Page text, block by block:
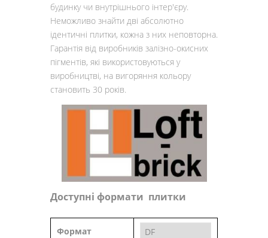
будинку чи внутрішнього інтер'єру.
Неможливо знайти дві абсолютно
ідентичні плитки, кожна з них неповторна.
Гарантія від виробників залізно-окисних
пігментів, які використовуються у
виробництві, на вигоряння кольору
становить 30 років.
Доступні формати плитки
Формат